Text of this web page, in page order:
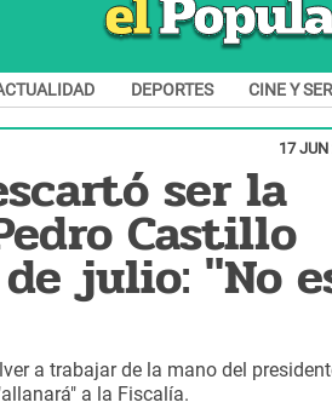
DEPORTES CINE Y
17
ser la
Castillo
julio: "No
a trabajar de la mano del
a la Fiscalía.